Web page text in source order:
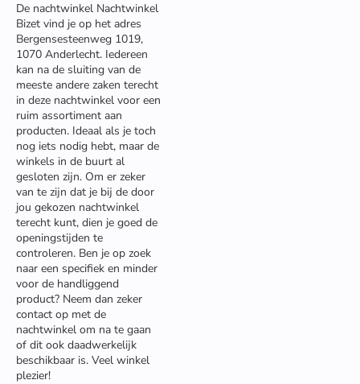
De nachtwinkel Nachtwinkel
Bizet vind je op het adres
Bergensesteenweg 1019,
1070 Anderlecht. Iedereen
kan na de sluiting van de
meeste andere zaken terecht
in deze nachtwinkel voor een
ruim assortiment aan
producten. Ideaal als je toch
nog iets nodig hebt, maar de
winkels in de buurt al
gesloten zijn. Om er zeker
van te zijn dat je bij de door
jou gekozen nachtwinkel
terecht kunt, dien je goed de
openingstijden te
controleren. Ben je op zoek
naar een specifiek en minder
voor de handliggend
product? Neem dan zeker
contact op met de
nachtwinkel om na te gaan
of dit ook daadwerkelijk
beschikbaar is. Veel winkel
plezier!